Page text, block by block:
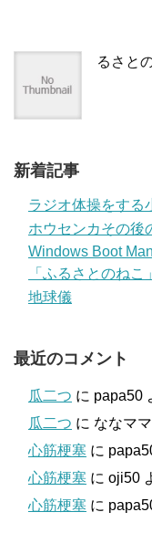
るさと
新着記事
ラジオ体操をする
ホウセンカその後
Windows Boot
「ふるさとのねこ」
地球儀
最近のコメント
瓜二つ に papa50
瓜二つ に ななママ
心筋梗塞 に
心筋梗塞 に oji50
心筋梗塞 に